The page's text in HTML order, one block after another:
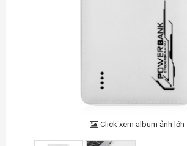
Click xem album ảnh lớn